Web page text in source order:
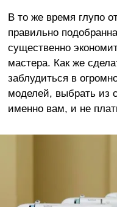
В то же время глупо
правильно
существенно
мастера. Как же
заблудиться в
моделей, выбрать из
именно вам, и не